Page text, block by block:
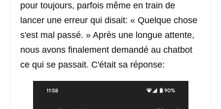
pour toujours, parfois même en train de
lancer une erreur qui disait: « Quelque chose
s'est mal passé. » Après une longue attente,
nous avons finalement demandé au chatbot
ce qui se passait. C'était sa réponse: